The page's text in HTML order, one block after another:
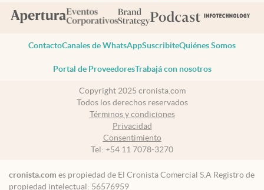
ContactoCanales de WhatsAppSuscribiteQuiénes Somos
Portal de ProveedoresTrabajá con nosotros
Copyright 2025 cronista.com
Todos los derechos reservados
Términos y condiciones
Privacidad
Consentimiento
Tel: +54 11 7078-3270
cronista.com es propiedad de El Cronista Comercial S.A Registro de
propiedad intelectual: 56576959